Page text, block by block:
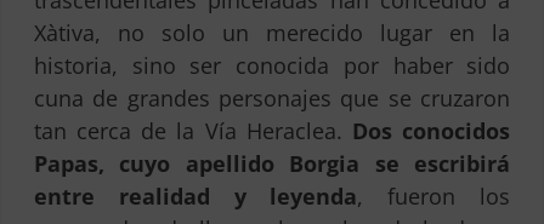
Xàtiva, no solo un merecido lugar en la
historia, sino ser conocida por haber sido
cuna de grandes personajes que se cruzaron
tan cerca de la Vía Heraclea. Dos conocidos
Papas, cuyo apellido Borgia se escribirá
entre realidad y leyenda, fueron los